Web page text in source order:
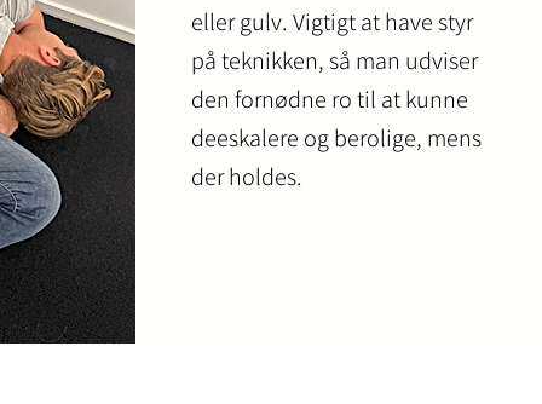
eller gulv. Vigtigt at have styr
på teknikken, så man udviser
den fornødne ro til at kunne
deeskalere og berolige, mens
der holdes.